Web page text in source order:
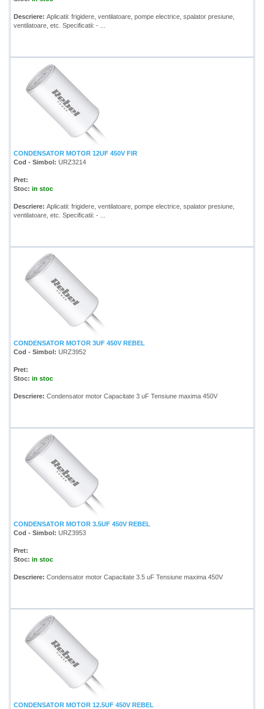
Descriere: Aplicatii: frigidere, ventilatoare, pompe electrice, spalator presiune,
ventilatoare, etc. Specificatii: - ...
CONDENSATOR MOTOR 12UF 450V FIR
Cod - Simbol: URZ3214
Pret:
Stoc: in stoc
Descriere: Aplicatii: frigidere, ventilatoare, pompe electrice, spalator presiune,
ventilatoare, etc. Specificatii: - ...
CONDENSATOR MOTOR 3UF 450V REBEL
Cod - Simbol: URZ3952
Pret:
Stoc: in stoc
Descriere: Condensator motor Capacitate 3 uF Tensiune maxima 450V
CONDENSATOR MOTOR 3.5UF 450V REBEL
Cod - Simbol: URZ3953
Pret:
Stoc: in stoc
Descriere: Condensator motor Capacitate 3.5 uF Tensiune maxima 450V
CONDENSATOR MOTOR 12.5UF 450V REBEL